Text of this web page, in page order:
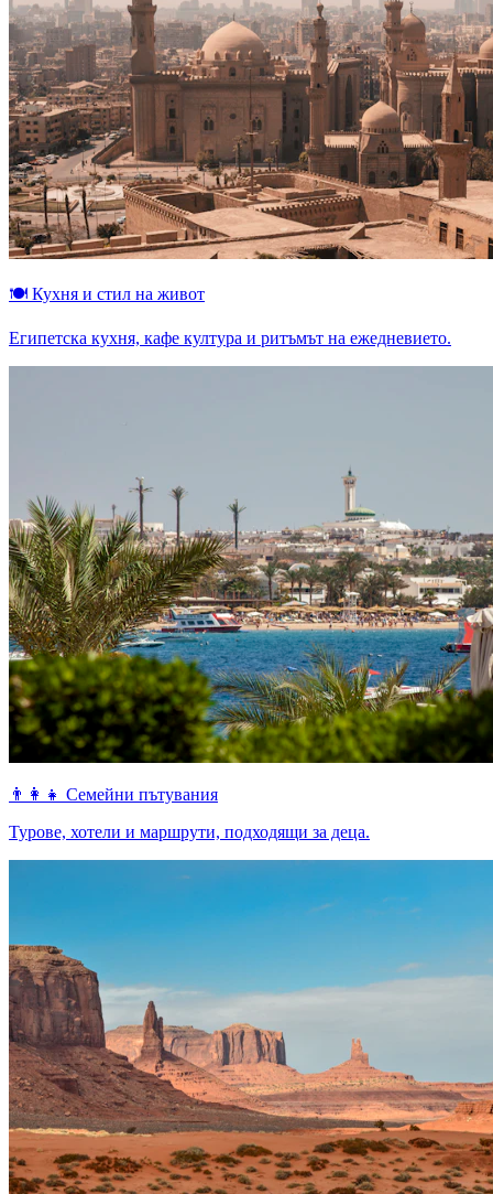
🍽 Кухня и стил на живот
Египетска кухня, кафе култура и ритъмът на ежедневието.
👨‍👩‍👧 Семейни пътувания
Турове, хотели и маршрути, подходящи за деца.